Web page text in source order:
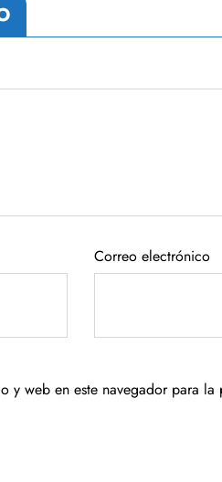
Correo electrónico
y web en este navegador para la